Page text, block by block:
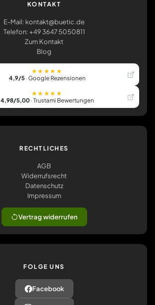
KONTAKT
E-Mail: kontakt@buetic.de
Telefon: +49 3647 5050811
Zum Kontakt
Blog
★★★★★
4,9/5· Google Rezensionen
★★★★★
4,98/5,00· Trustami Bewertungen
RECHTLICHES
AGB
Widerrufsrecht
Datenschutz
Impressum
Vertrag widerrufen
FOLGE UNS
Facebook